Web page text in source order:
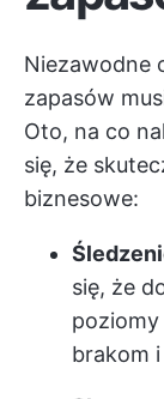
Niezawodne
zapasów
Oto, na co
się, że
biznesowe:
się, że
poziomy
brakom